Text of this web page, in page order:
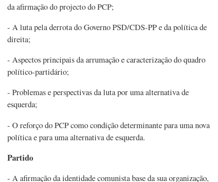
da afirmação do projecto do PCP;
- A luta pela derrota do Governo PSD/CDS-PP e da política de
direita;
- Aspectos principais da arrumação e caracterização do quadro
político-partidário;
- Problemas e perspectivas da luta por uma alternativa de
esquerda;
- O reforço do PCP como condição determinante para uma nova
política e para uma alternativa de esquerda.
Partido
- A afirmação da identidade comunista base da sua organização,